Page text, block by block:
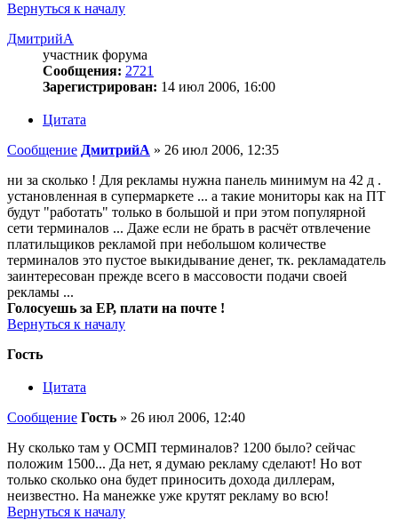
Вернуться к началу
ДмитрийА
участник форума
Сообщения: 2721
Зарегистрирован: 14 июл 2006, 16:00
Цитата
Сообщение ДмитрийА » 26 июл 2006, 12:35
ни за сколько ! Для рекламы нужна панель минимум на 42 д .
установленная в супермаркете ... а такие мониторы как на ПТ
будут "работать" только в большой и при этом популярной
сети терминалов ... Даже если не брать в расчёт отвлечение
платильщиков рекламой при небольшом количестве
терминалов это пустое выкидывание денег, тк. рекламадатель
заинтересован прежде всего в массовости подачи своей
рекламы ...
Голосуешь за ЕР, плати на почте !
Вернуться к началу
Гость
Цитата
Сообщение Гость » 26 июл 2006, 12:40
Ну сколько там у ОСМП терминалов? 1200 было? сейчас
положим 1500... Да нет, я думаю рекламу сделают! Но вот
только сколько она будет приносить дохода диллерам,
неизвестно. На манежке уже крутят рекламу во всю!
Вернуться к началу